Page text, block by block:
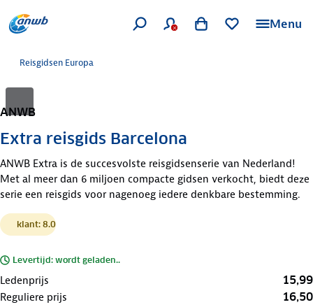
Menu
Reisgidsen Europa
ANWB
Extra reisgids Barcelona
ANWB Extra is de succesvolste reisgidsenserie van Nederland!
Met al meer dan 6 miljoen compacte gidsen verkocht, biedt deze
serie een reisgids voor nagenoeg iedere denkbare bestemming.
klant: 8.0
Levertijd: wordt geladen..
Ledenprijs 15,99
Reguliere prijs 16,50